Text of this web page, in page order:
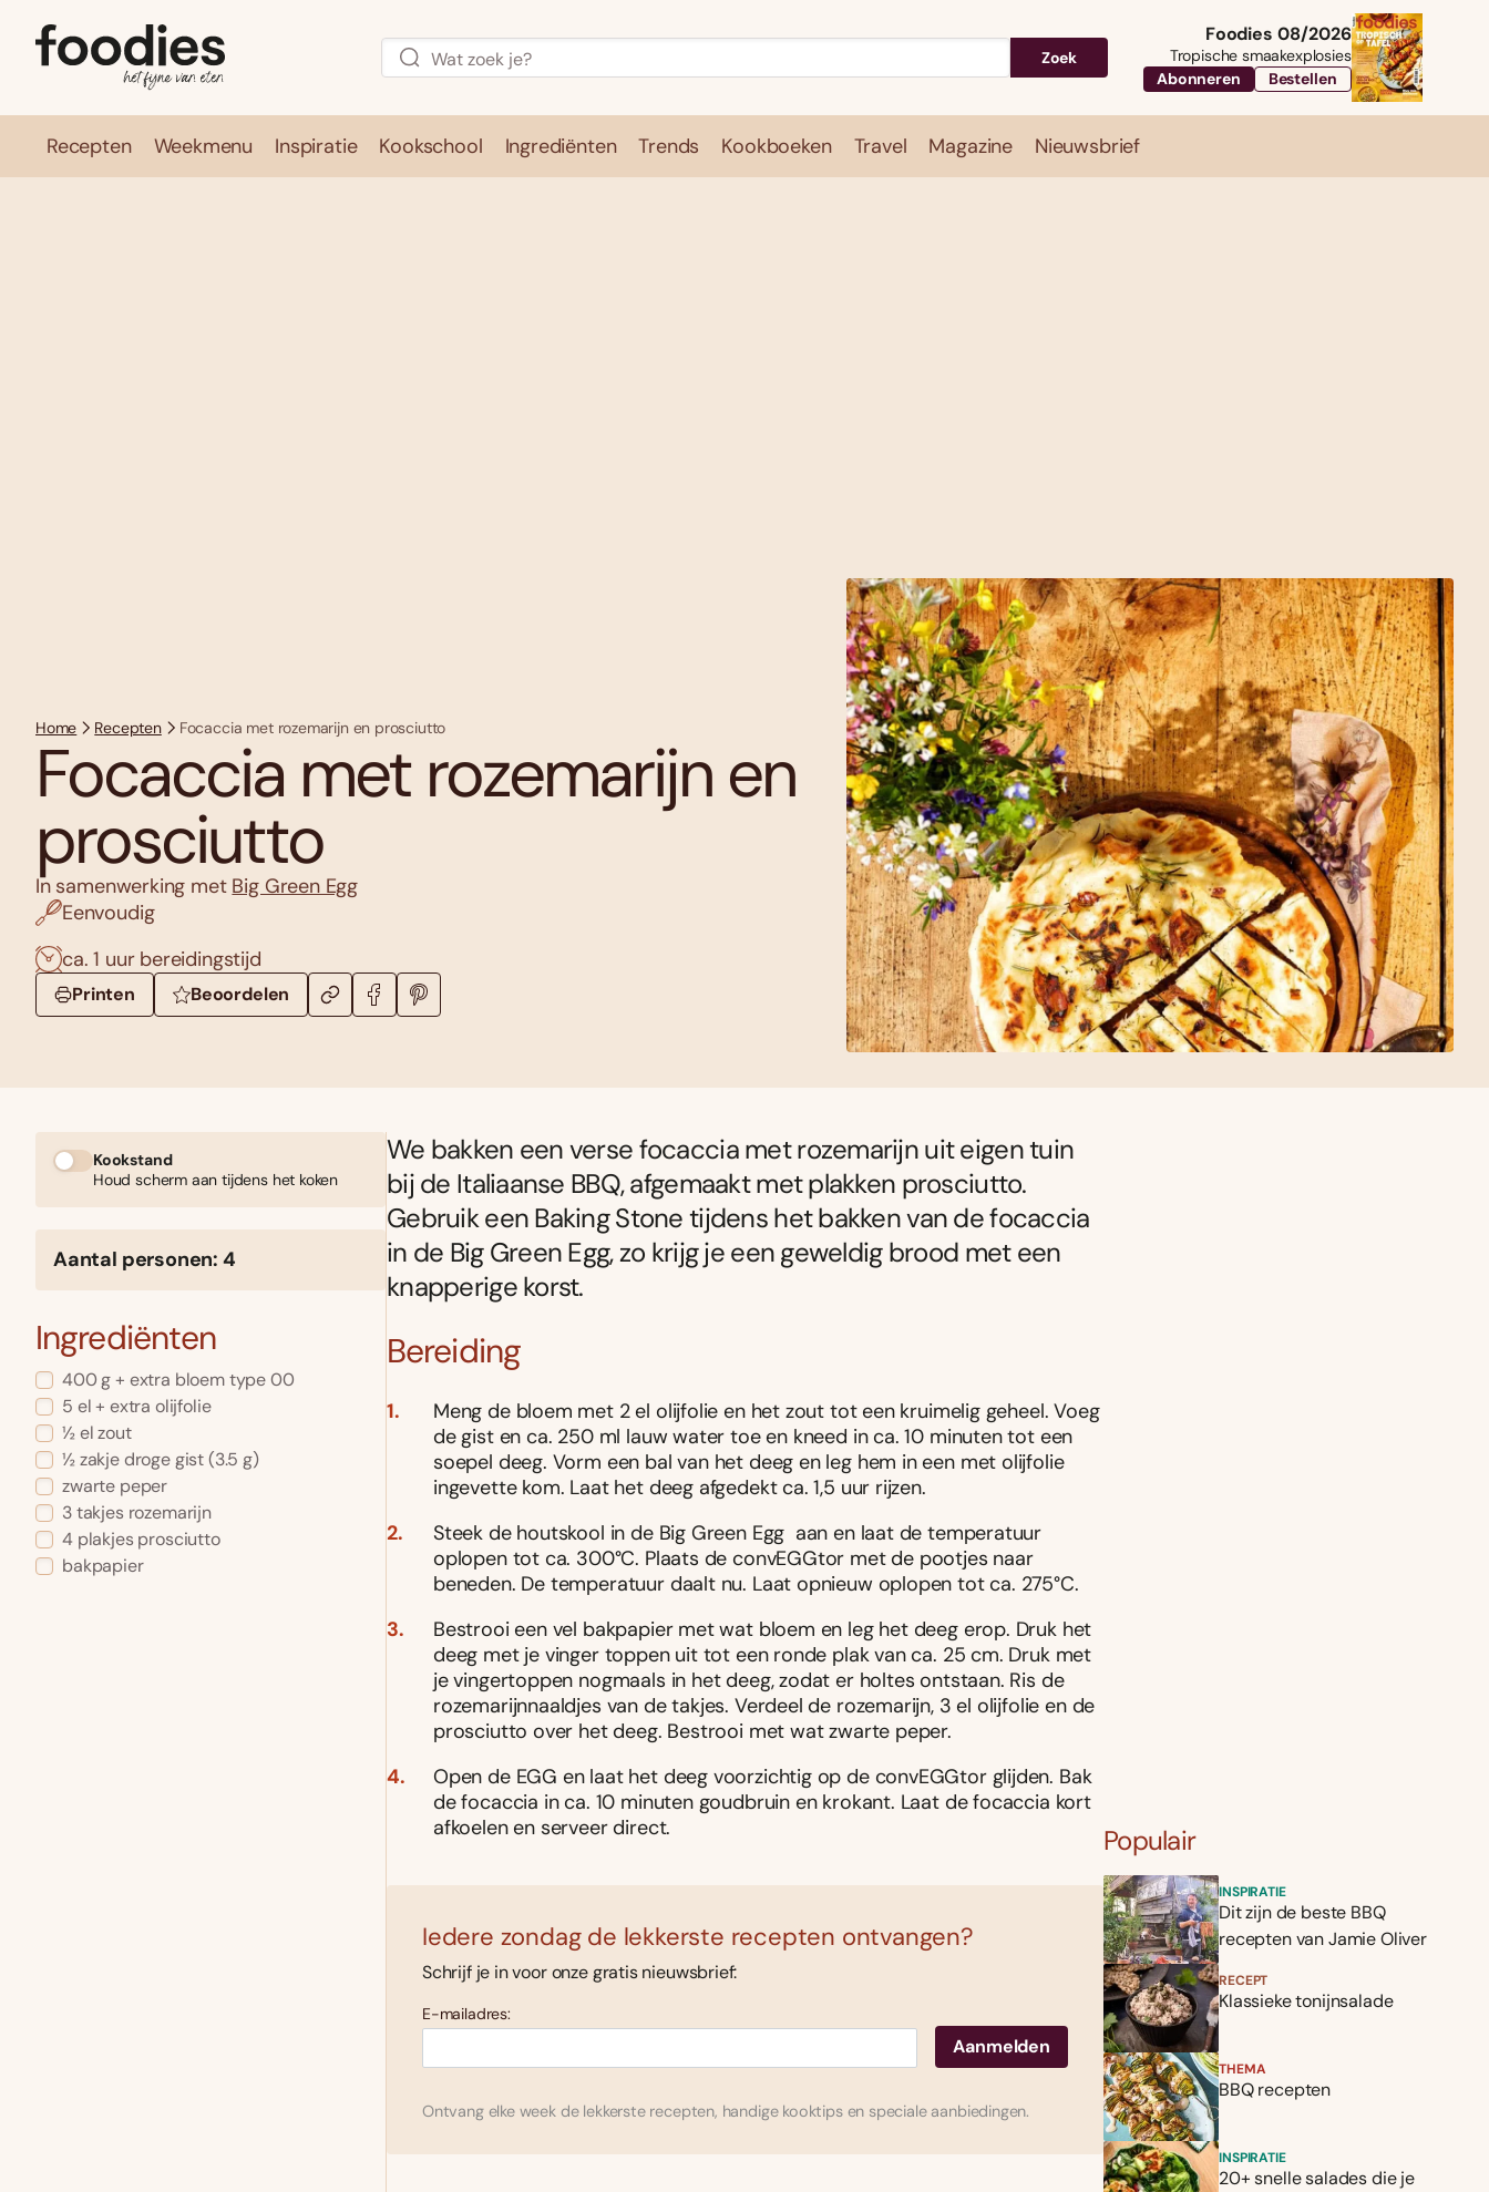
Zoek
Foodies 08/2026
Tropische smaakexplosies
Abonneren
Bestellen
Recepten Weekmenu Inspiratie Kookschool Ingrediënten Trends Kookboeken Travel Magazine Nieuwsbrief
Home Recepten Focaccia met rozemarijn en prosciutto
Focaccia met rozemarijn en
prosciutto
In samenwerking met Big Green Egg
Eenvoudig
ca. 1 uur bereidingstijd
Printen Beoordelen
Kookstand
Houd scherm aan tijdens het koken
Aantal personen: 4
Ingrediënten
400 g + extra bloem type 00
5 el + extra olijfolie
½ el zout
½ zakje droge gist (3.5 g)
zwarte peper
3 takjes rozemarijn
4 plakjes prosciutto
bakpapier
We bakken een verse focaccia met rozemarijn uit eigen tuin
bij de Italiaanse BBQ, afgemaakt met plakken prosciutto.
Gebruik een Baking Stone tijdens het bakken van de focaccia
in de Big Green Egg, zo krijg je een geweldig brood met een
knapperige korst.
Bereiding
Meng de bloem met 2 el olijfolie en het zout tot een kruimelig geheel. Voeg
de gist en ca. 250 ml lauw water toe en kneed in ca. 10 minuten tot een
soepel deeg. Vorm een bal van het deeg en leg hem in een met olijfolie
ingevette kom. Laat het deeg afgedekt ca. 1,5 uur rijzen.
Steek de houtskool in de Big Green Egg aan en laat de temperatuur
oplopen tot ca. 300°C. Plaats de convEGGtor met de pootjes naar
beneden. De temperatuur daalt nu. Laat opnieuw oplopen tot ca. 275°C.
Bestrooi een vel bakpapier met wat bloem en leg het deeg erop. Druk het
deeg met je vinger toppen uit tot een ronde plak van ca. 25 cm. Druk met
je vingertoppen nogmaals in het deeg, zodat er holtes ontstaan. Ris de
rozemarijnnaaldjes van de takjes. Verdeel de rozemarijn, 3 el olijfolie en de
prosciutto over het deeg. Bestrooi met wat zwarte peper.
Open de EGG en laat het deeg voorzichtig op de convEGGtor glijden. Bak
de focaccia in ca. 10 minuten goudbruin en krokant. Laat de focaccia kort
afkoelen en serveer direct.
Iedere zondag de lekkerste recepten ontvangen?
Schrijf je in voor onze gratis nieuwsbrief:
E-mailadres:
Ontvang elke week de lekkerste recepten, handige kooktips en speciale aanbiedingen.
Populair
INSPIRATIE
Dit zijn de beste BBQ
recepten van Jamie Oliver
RECEPT
Klassieke tonijnsalade
THEMA
BBQ recepten
INSPIRATIE
20+ snelle salades die je